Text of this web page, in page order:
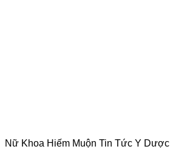
Nữ Khoa Hiếm Muộn Tin Tức Y Dược